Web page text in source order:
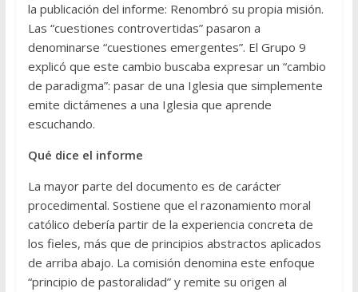
la publicación del informe: Renombró su propia misión.
Las “cuestiones controvertidas” pasaron a
denominarse “cuestiones emergentes”. El Grupo 9
explicó que este cambio buscaba expresar un “cambio
de paradigma”: pasar de una Iglesia que simplemente
emite dictámenes a una Iglesia que aprende
escuchando.
Qué dice el informe
La mayor parte del documento es de carácter
procedimental. Sostiene que el razonamiento moral
católico debería partir de la experiencia concreta de
los fieles, más que de principios abstractos aplicados
de arriba abajo. La comisión denomina este enfoque
“principio de pastoralidad” y remite su origen al